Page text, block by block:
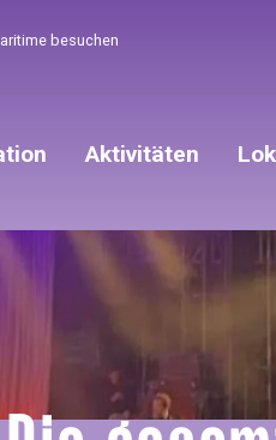
besuchen
Aktivitäten